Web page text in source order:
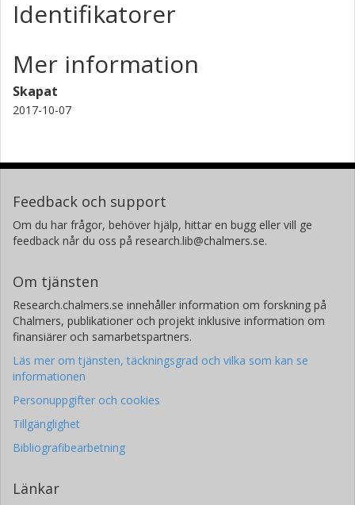
Identifikatorer
Mer information
Skapat
2017-10-07
Feedback och support
Om du har frågor, behöver hjälp, hittar en bugg eller vill ge
feedback når du oss på research.lib@chalmers.se.
Om tjänsten
Research.chalmers.se innehåller information om forskning på
Chalmers, publikationer och projekt inklusive information om
finansiärer och samarbetspartners.
Läs mer om tjänsten, täckningsgrad och vilka som kan se
informationen
Personuppgifter och cookies
Tillgänglighet
Bibliografibearbetning
Länkar